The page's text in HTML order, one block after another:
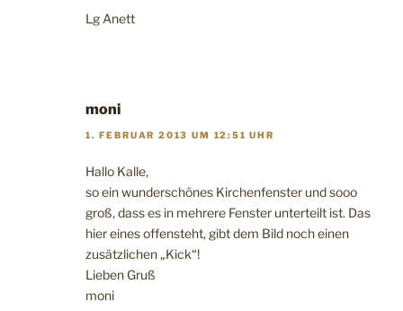
Lg Anett
moni
1. FEBRUAR 2013 UM 12:51 UHR
Hallo Kalle,
so ein wunderschönes Kirchenfenster und sooo
groß, dass es in mehrere Fenster unterteilt ist. Das
hier eines offensteht, gibt dem Bild noch einen
zusätzlichen „Kick“!
Lieben Gruß
moni